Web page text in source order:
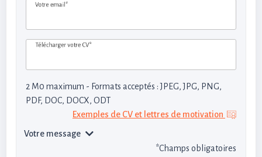
Votre email*
Télécharger votre CV*
2 M0 maximum - Formats acceptés : JPEG, JPG, PNG,
PDF, DOC, DOCX, ODT
Exemples de CV et lettres de motivation
Votre message
*Champs obligatoires